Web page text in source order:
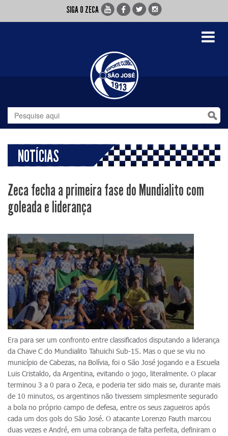
SIGA O ZECA
Toggle
NOTÍCIAS
Zeca fecha a primeira fase do Mundialito com
goleada e liderança
Era para ser um confronto entre classificados disputando a liderança
da Chave C do Mundialito Tahuichi Sub-15. Mas o que se viu no
município de Cabezas, na Bolívia, foi o São José jogando e a Escuela
Luis Cristaldo, da Argentina, evitando o jogo, literalmente. O placar
terminou 3 a 0 para o Zeca, e poderia ter sido mais se, durante mais
de 10 minutos, os argentinos não tivessem simplesmente segurado
a bola no próprio campo de defesa, entre os seus zagueiros após
cada um dos gols do São José. O atacante Lorenzo Fauth marcou
duas vezes e André, em uma cobrança de falta perfeita, definiram o